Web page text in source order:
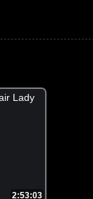
2:53:03